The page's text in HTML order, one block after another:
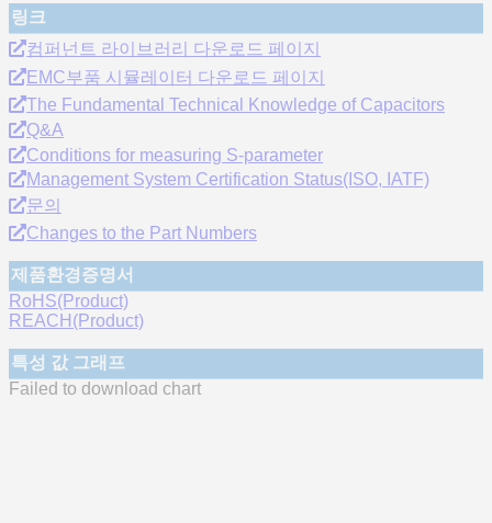
링크
컴퍼넌트 라이브러리 다운로드 페이지
EMC부품 시뮬레이터 다운로드 페이지
The Fundamental Technical Knowledge of Capacitors
Q&A
Conditions for measuring S-parameter
Management System Certification Status(ISO, IATF)
문의
Changes to the Part Numbers
제품환경증명서
RoHS(Product)
REACH(Product)
특성 값 그래프
Failed to download chart